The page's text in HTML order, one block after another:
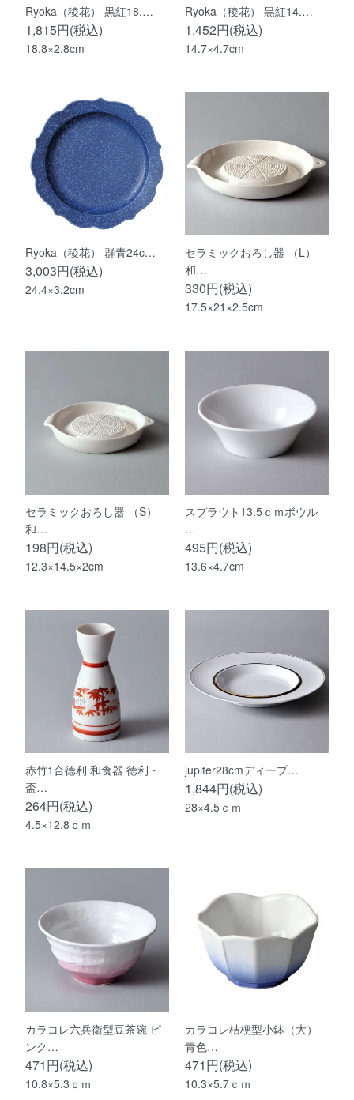
Ryoka（稜花） 黒紅18.…
1,815円(税込)
18.8×2.8cm
Ryoka（稜花） 黒紅14.…
1,452円(税込)
14.7×4.7cm
Ryoka（稜花） 群青24c…
3,003円(税込)
24.4×3.2cm
セラミックおろし器 （L）
和…
330円(税込)
17.5×21×2.5cm
セラミックおろし器 （S）
和…
198円(税込)
12.3×14.5×2cm
スプラウト13.5ｃｍボウル
…
495円(税込)
13.6×4.7cm
赤竹1合徳利 和食器 徳利・
盃…
264円(税込)
4.5×12.8ｃｍ
jupiter28cmディープ…
1,844円(税込)
28×4.5ｃｍ
カラコレ六兵衛型豆茶碗 ピ
ンク…
471円(税込)
10.8×5.3ｃｍ
カラコレ桔梗型小鉢（大）
青色…
471円(税込)
10.3×5.7ｃｍ